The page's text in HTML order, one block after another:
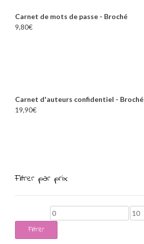
Carnet de mots de passe - Broché
9,80€
Carnet d'auteurs confidentiel - Broché
19,90€
Filtrer par prix
Prix
Prix
Filtrer